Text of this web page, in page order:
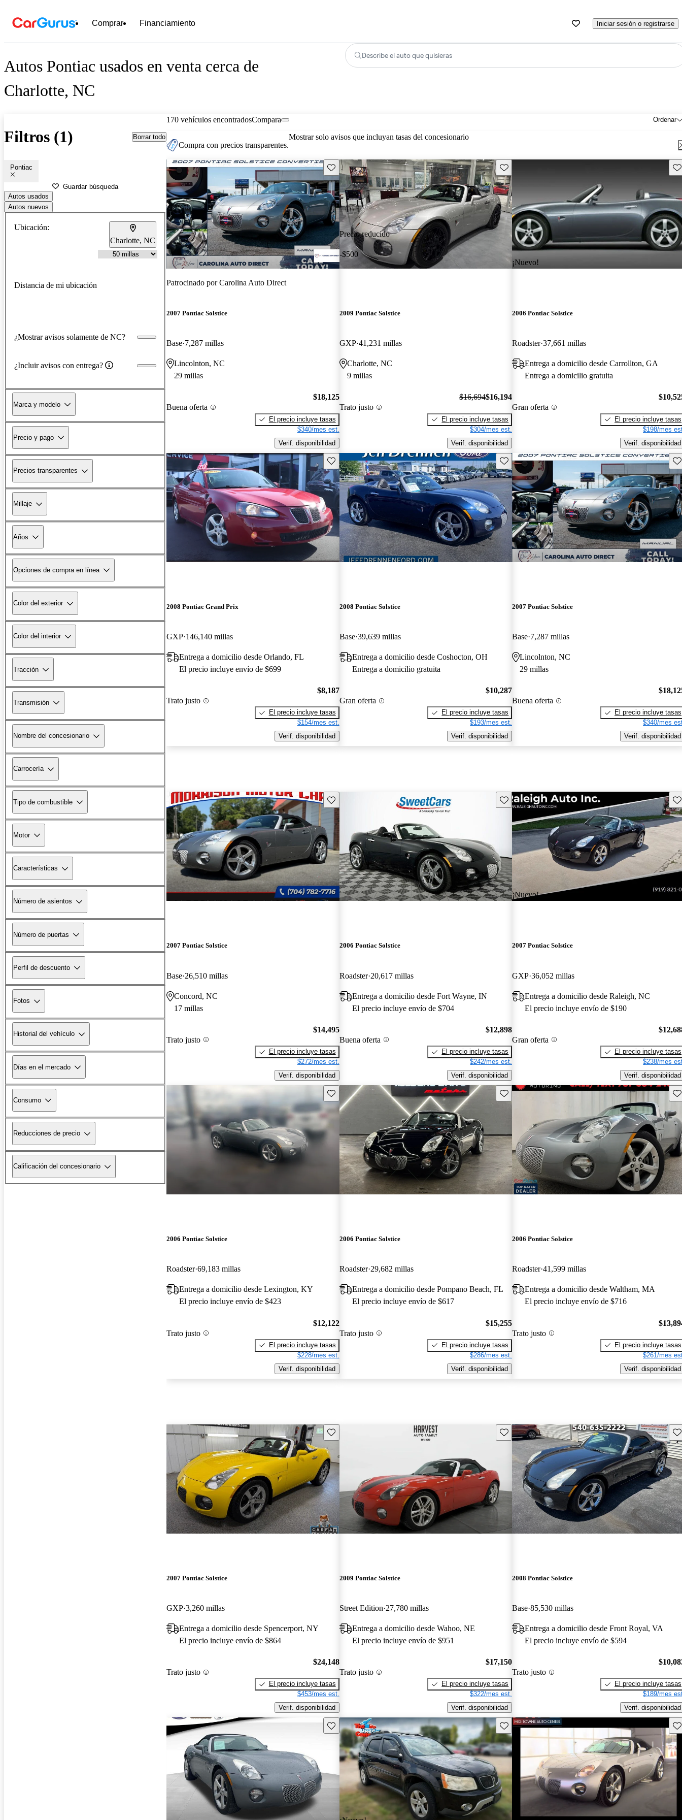
Comprar Financiamiento Iniciar sesión o registrarse
Autos Pontiac usados en venta cerca de
Charlotte, NC
Describe el auto que quisieras
Filtros (1) Borrar todo
Pontiac
Guardar búsqueda
Autos usados
Autos nuevos
Ubicación:
Charlotte, NC
Distancia de mi ubicación
¿Mostrar avisos solamente de NC?
¿Incluir avisos con entrega?
Marca y modelo
Precio y pago
Precios transparentes
Millaje
Años
Opciones de compra en línea
Color del exterior
Color del interior
Tracción
Transmisión
Nombre del concesionario
Carrocería
Tipo de combustible
Motor
Características
Número de asientos
Número de puertas
Perfil de descuento
Fotos
Historial del vehículo
Días en el mercado
Consumo
Reducciones de precio
Calificación del concesionario
170 vehículos encontrados Ordenar
Compara
Compra con precios transparentes.
Mostrar solo avisos que incluyan tasas del concesionario
Guarda este Aviso
Patrocinado porCarolina Auto Direct
2007 Pontiac Solstice
Base 7,287 millas
Lincolnton, NC
29 millas
Buena oferta
$18,125
El precio incluye tasas
$340/mes est.
Verif. disponibilidad
Precio reducido
-$500
Guarda este Aviso
2009 Pontiac Solstice
GXP 41,231 millas
Charlotte, NC
9 millas
Trato justo
$16,694$16,194
El precio incluye tasas
$304/mes est.
Verif. disponibilidad
¡Nuevo!
2006 Pontiac Solstice
Roadster 37,661 millas
Entrega a domicilio desde Carrollton, GA
Entrega a domicilio gratuita
Gran oferta
El precio incluye tasas
$198/mes
Verif. disponibilidad
Guarda este Aviso
2008 Pontiac Grand Prix
GXP 146,140 millas
Entrega a domicilio desde Orlando, FL
El precio incluye envío de $699
Trato justo
$8,187
El precio incluye tasas
$154/mes est.
Verif. disponibilidad
Guarda este Aviso
2008 Pontiac Solstice
Base 39,639 millas
Entrega a domicilio desde Coshocton, OH
Entrega a domicilio gratuita
Gran oferta
$10,287
El precio incluye tasas
$193/mes est.
Verif. disponibilidad
2007 Pontiac Solstice
Base 7,287 millas
Lincolnton, NC
29 millas
Buena oferta
El precio incluye tasas
$340/mes
Verif. disponibilidad
Guarda este Aviso
2007 Pontiac Solstice
Base 26,510 millas
Concord, NC
17 millas
Trato justo
$14,495
El precio incluye tasas
$272/mes est.
Verif. disponibilidad
Guarda este Aviso
2006 Pontiac Solstice
Roadster 20,617 millas
Entrega a domicilio desde Fort Wayne, IN
El precio incluye envío de $704
Buena oferta
$12,898
El precio incluye tasas
$242/mes est.
Verif. disponibilidad
¡Nuevo!
2007 Pontiac Solstice
GXP 36,052 millas
Entrega a domicilio desde Raleigh, NC
El precio incluye envío de $190
Gran oferta
El precio incluye tasas
$238/mes
Verif. disponibilidad
Guarda este Aviso
2006 Pontiac Solstice
Roadster 69,183 millas
Entrega a domicilio desde Lexington, KY
El precio incluye envío de $423
Trato justo
$12,122
El precio incluye tasas
$228/mes est.
Verif. disponibilidad
Guarda este Aviso
2006 Pontiac Solstice
Roadster 29,682 millas
Entrega a domicilio desde Pompano Beach, FL
El precio incluye envío de $617
Trato justo
$15,255
El precio incluye tasas
$286/mes est.
Verif. disponibilidad
2006 Pontiac Solstice
Roadster 41,599 millas
Entrega a domicilio desde Waltham, MA
El precio incluye envío de $716
Trato justo
El precio incluye tasas
$261/mes
Verif. disponibilidad
Guarda este Aviso
2007 Pontiac Solstice
GXP 3,260 millas
Entrega a domicilio desde Spencerport, NY
El precio incluye envío de $864
Trato justo
$24,148
El precio incluye tasas
$453/mes est.
Verif. disponibilidad
Guarda este Aviso
2009 Pontiac Solstice
Street Edition 27,780 millas
Entrega a domicilio desde Wahoo, NE
El precio incluye envío de $951
Trato justo
$17,150
El precio incluye tasas
$322/mes est.
Verif. disponibilidad
2008 Pontiac Solstice
Base 85,530 millas
Entrega a domicilio desde Front Royal, VA
El precio incluye envío de $594
Trato justo
El precio incluye tasas
$189/mes
Verif. disponibilidad
Guarda este Aviso Guarda este Aviso